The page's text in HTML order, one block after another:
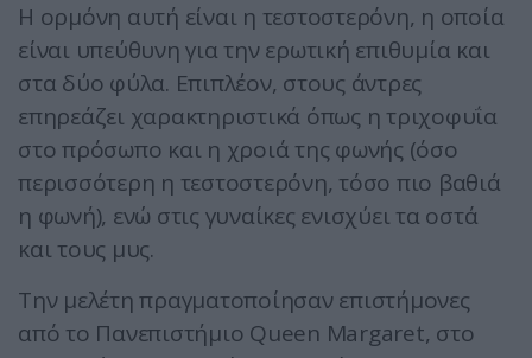
Η ορμόνη αυτή είναι η τεστοστερόνη, η οποία
είναι υπεύθυνη για την ερωτική επιθυμία και
στα δύο φύλα. Επιπλέον, στους άντρες
επηρεάζει χαρακτηριστικά όπως η τριχοφυΐα
στο πρόσωπο και η χροιά της φωνής (όσο
περισσότερη η τεστοστερόνη, τόσο πιο βαθιά
η φωνή), ενώ στις γυναίκες ενισχύει τα οστά
και τους μυς.
Την μελέτη πραγματοποίησαν επιστήμονες
από το Πανεπιστήμιο Queen Margaret, στο